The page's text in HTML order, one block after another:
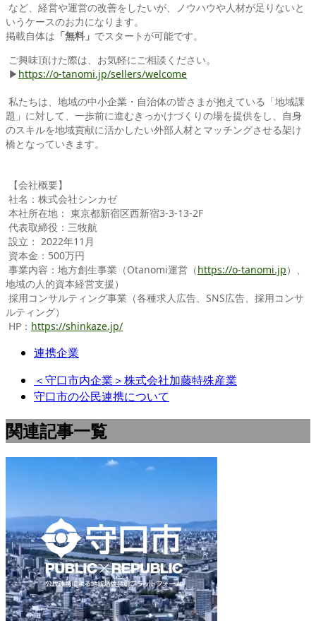
など、経営や運営の改善をしたいが、ノウハウや人材が足りないと
いうケースのお力になります。
掲載自体は 「無料」 でスタートが可能です。
ご興味頂けた際は、お気軽にご相談ください。
▶ https://o-tanomi.jp/sellers/welcome
私たちは、地域の中小企業・自治体の皆さまが抱えている「地域課
題」に対して、一歩前に進むきっかけづくりの場を提供をし、自身
のスキルを地域貢献に活かしたい外部人材とマッチングさせる架け
橋となっていきます。
【会社概要】
社名：株式会社シンカゼ
本社所在地： 東京都新宿区西新宿3-3-13-2F
代表取締役：三牧航
設立： 2022年11月
資本金：500万円
事業内容：地方創生事業（Otanomi運営（https://o-tanomi.jp）、
地域の人的資本経営支援）
採用コンサルティング事業（各種求人広告、SNS広告、採用コンサ
ルティング）
HP： https://shinkaze.jp/
連携企業
＜守口市内企業＞株式会社加藤特殊産業
守口市の公民連携について
関連記事一覧